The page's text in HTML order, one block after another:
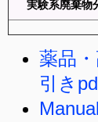
実験系廃棄物
薬品
引き